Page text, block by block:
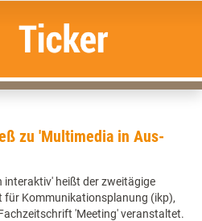
zu 'Multimedia in Aus-
interaktiv' heißt der zweitägige
für Kommunikationsplanung (ikp),
'Meeting' veranstaltet.